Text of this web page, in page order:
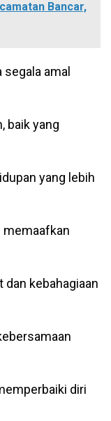
Bancar,
segala amal
baik yang
yang lebih
memaafkan
dan kebahagiaan
diri